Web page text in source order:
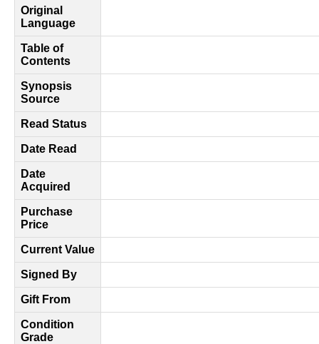
Original
Language
Table of
Contents
Synopsis
Source
Read Status
Date Read
Date
Acquired
Purchase
Price
Current Value
Signed By
Gift From
Condition
Grade